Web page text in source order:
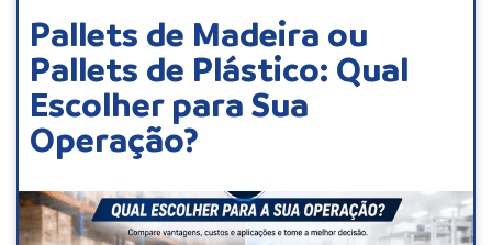
Pallets de Madeira ou
Pallets de Plástico: Qual
Escolher para Sua
Operação?